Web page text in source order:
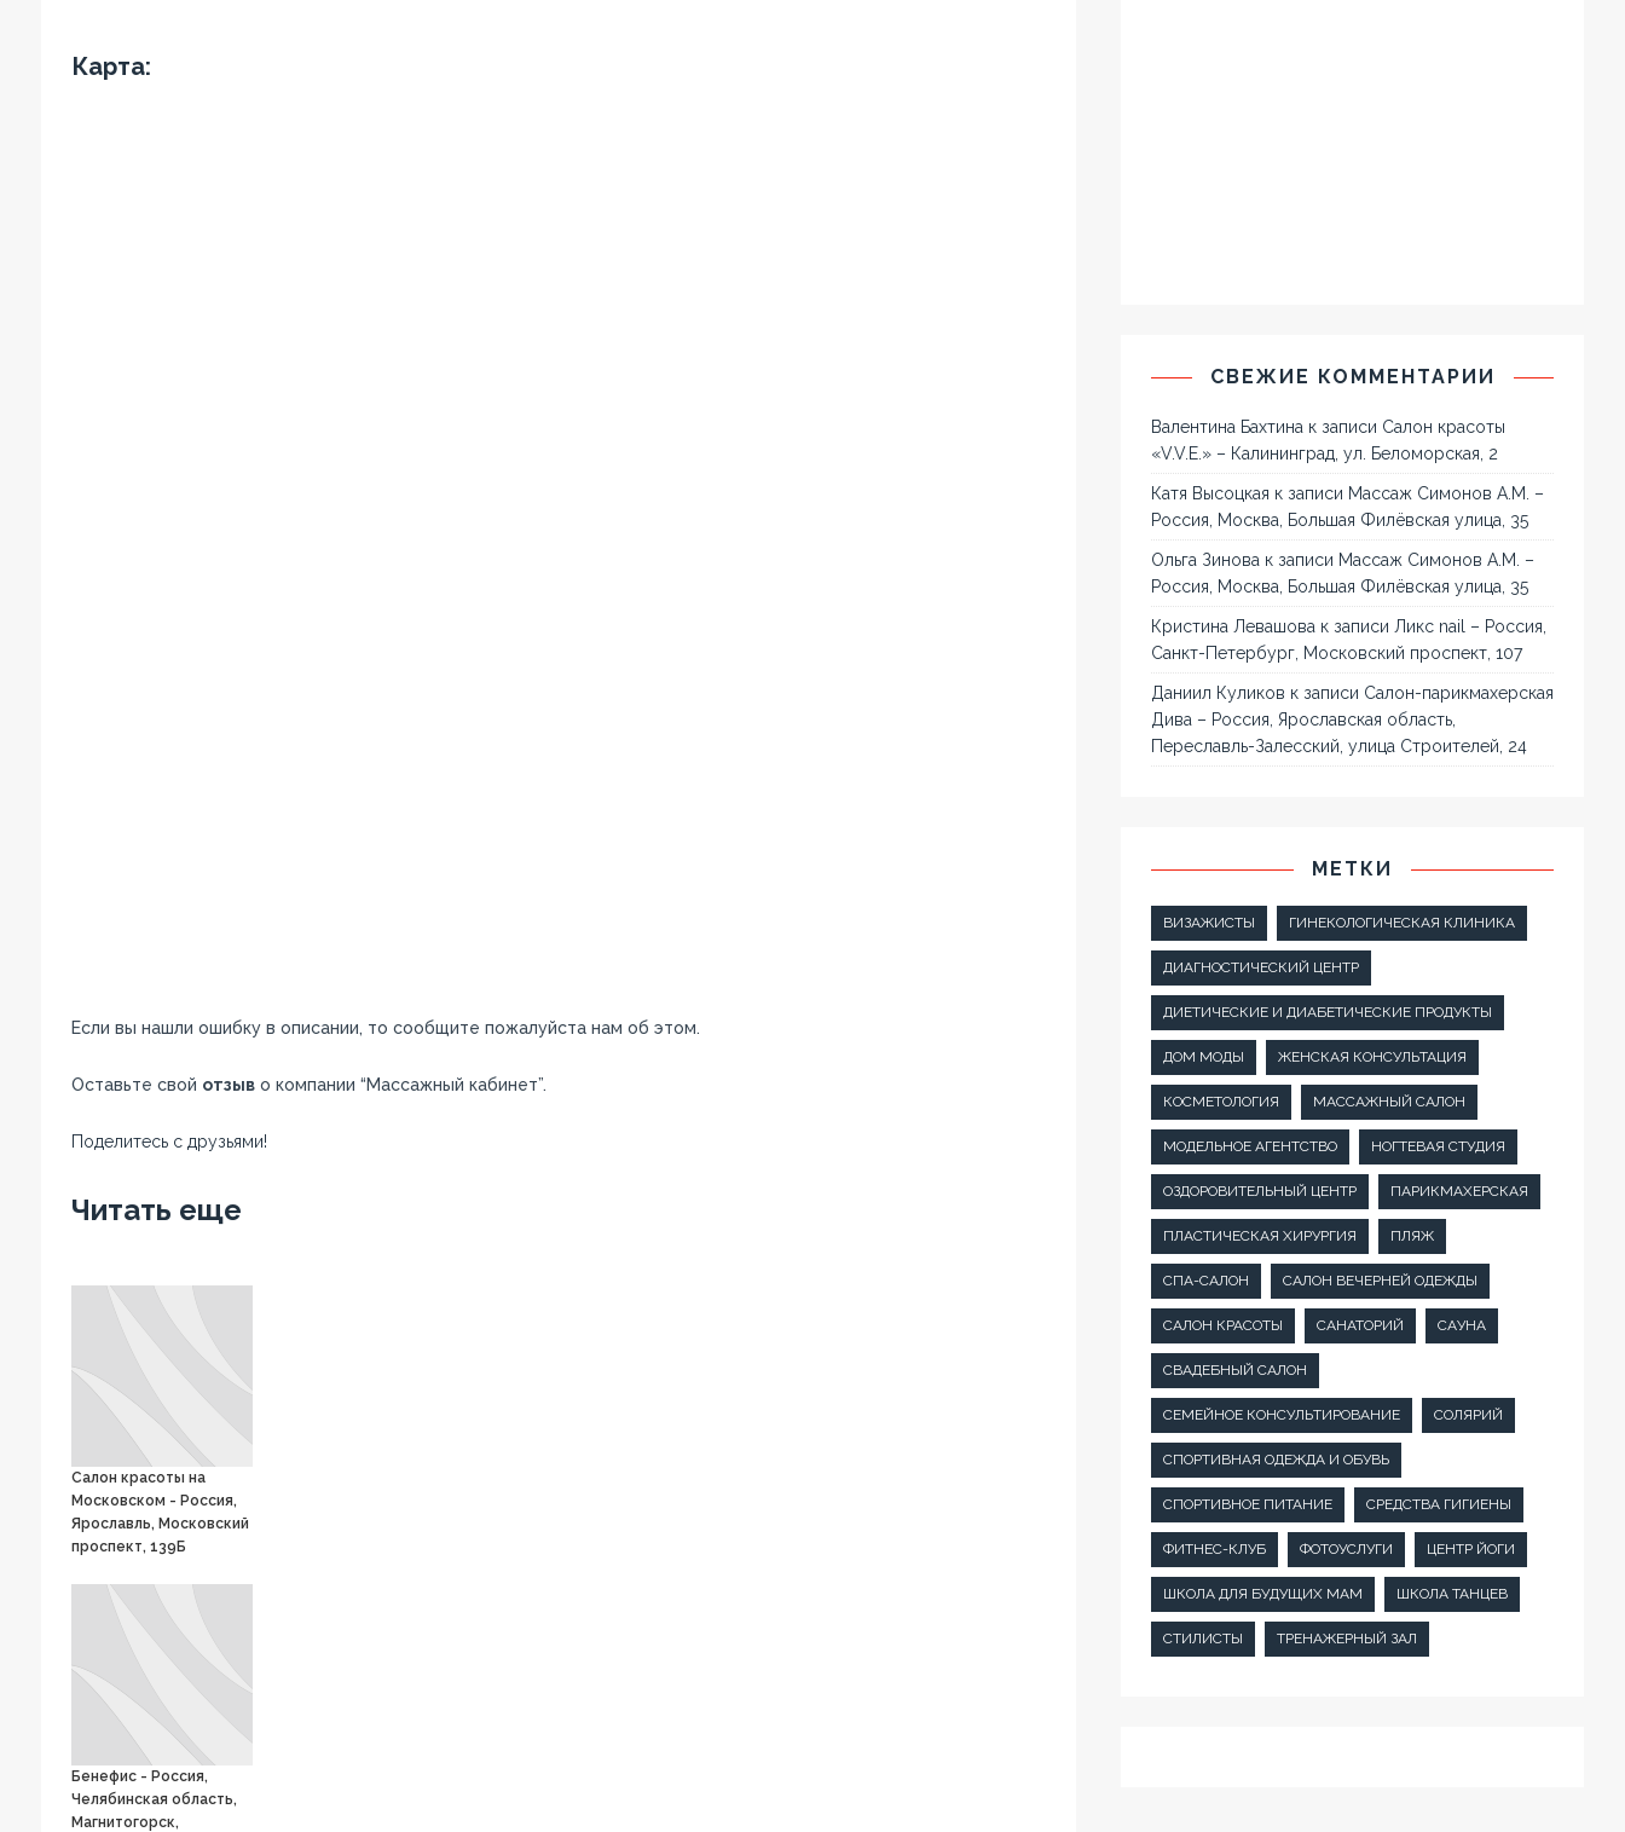
Карта:
Если вы нашли ошибку в описании, то сообщите пожалуйста нам об этом.
Оставьте свой отзыво компании “Массажный кабинет”.
Поделитесь с друзьями!
Читать еще
Салон красоты на
Московском - Россия,
Ярославль, Московский
проспект, 139Б
Бенефис - Россия,
Челябинская область,
Магнитогорск,
СВЕЖИЕ КОММЕНТАРИИ
Валентина Бахтина к записи Салон красоты
«V.V.E.» – Калининград, ул. Беломорская, 2
Катя Высоцкая к записи Массаж Симонов А.М. –
Россия, Москва, Большая Филёвская улица, 35
Ольга Зинова к записи Массаж Симонов А.М. –
Россия, Москва, Большая Филёвская улица, 35
Кристина Левашова к записиЛикс nail – Россия,
Санкт-Петербург, Московский проспект, 107
Даниил Куликов к записи Салон-парикмахерская
Дива – Россия, Ярославская область,
Переславль-Залесский, улица Строителей, 24
МЕТКИ
ВИЗАЖИСТЫ ГИНЕКОЛОГИЧЕСКАЯ КЛИНИКА
ДИАГНОСТИЧЕСКИЙ ЦЕНТР
ДИЕТИЧЕСКИЕ И ДИАБЕТИЧЕСКИЕ ПРОДУКТЫ
ДОМ МОДЫ ЖЕНСКАЯ КОНСУЛЬТАЦИЯ
КОСМЕТОЛОГИЯ МАССАЖНЫЙ САЛОН
МОДЕЛЬНОЕ АГЕНТСТВО НОГТЕВАЯ СТУДИЯ
ОЗДОРОВИТЕЛЬНЫЙ ЦЕНТР ПАРИКМАХЕРСКАЯ
ПЛАСТИЧЕСКАЯ ХИРУРГИЯ ПЛЯЖ
СПА-САЛОН САЛОН ВЕЧЕРНЕЙ ОДЕЖДЫ
САЛОН КРАСОТЫ САНАТОРИЙ САУНА
СВАДЕБНЫЙ САЛОН
СЕМЕЙНОЕ КОНСУЛЬТИРОВАНИЕ СОЛЯРИЙ
СПОРТИВНАЯ ОДЕЖДА И ОБУВЬ
СПОРТИВНОЕ ПИТАНИЕ СРЕДСТВА ГИГИЕНЫ
ФИТНЕС-КЛУБ ФОТОУСЛУГИ ЦЕНТР ЙОГИ
ШКОЛА ДЛЯ БУДУЩИХ МАМ ШКОЛА ТАНЦЕВ
СТИЛИСТЫ ТРЕНАЖЕРНЫЙ ЗАЛ